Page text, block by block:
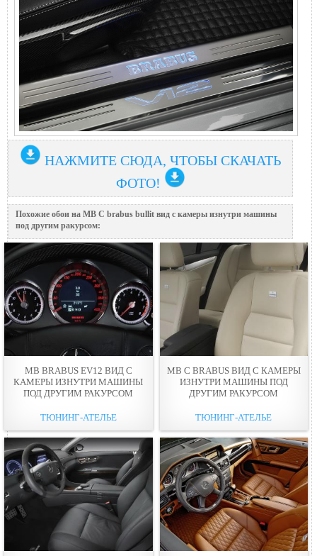
НАЖМИТЕ СЮДА, ЧТОБЫ СКАЧАТЬ
ФОТО!
Похожие обои на MB C brabus bullit вид с камеры изнутри машины
под другим ракурсом:
MB BRABUS EV12 ВИД С
КАМЕРЫ ИЗНУТРИ МАШИНЫ
ПОД ДРУГИМ РАКУРСОМ
ТЮНИНГ-АТЕЛЬЕ
MB C BRABUS ВИД С КАМЕРЫ
ИЗНУТРИ МАШИНЫ ПОД
ДРУГИМ РАКУРСОМ
ТЮНИНГ-АТЕЛЬЕ